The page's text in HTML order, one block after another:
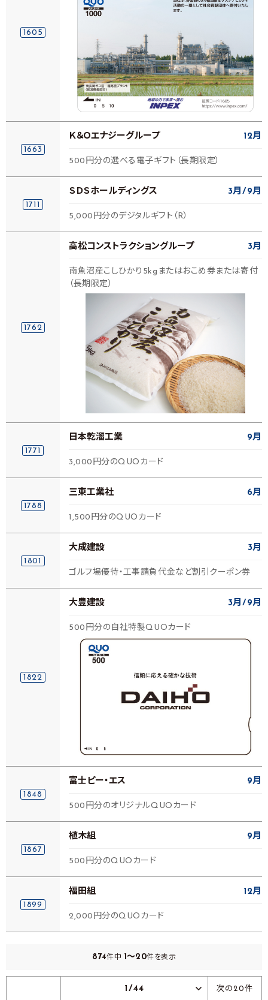
1605
1663
Ｋ＆Ｏエナジーグループ 12月
500円分の選べる電子ギフト（長期限定）
1711
ＳＤＳホールディングス 3月 9月
5,000円分のデジタルギフト（R）
1762
高松コンストラクショングループ 3月
南魚沼産こしひかり5kgまたはおこめ券または寄付
（長期限定）
1771
日本乾溜工業 9月
3,000円分のQUOカード
1788
三東工業社 6月
1,500円分のQUOカード
1801
大成建設 3月
ゴルフ場優待・工事請負代金など割引クーポン券
1822
大豊建設 3月 9月
500円分の自社特製QUOカード
1848
富士ピー・エス 9月
500円分のオリジナルQUOカード
1867
植木組 9月
500円分のQUOカード
1899
福田組 12月
2,000円分のQUOカード
874件中 1～20件を表示
1/44 次の20件